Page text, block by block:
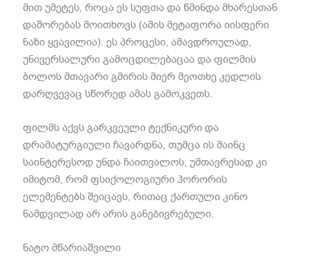
მით უმეტეს,როცა ეს სუფთა და წმინდა მხარესთან
დაშორებას მოითხოვს (ამის მეტაფორა იისფერი
ნაზი ყვავილია).ეს პროცესი,ამავდროულად,
უნივერსალური გამოცდილებაცაა და ფილმის
ბოლოს მთავარი გმირის მიერ მეოთხე კედლის
დარღვევაც სწორედ ამას გამოკვეთს.
ფილმს აქვს გარკვეული ტექნიკური და
დრამატურგიული ჩავარდნა,თუმცა ის მაინც
საინტერესოდ უნდა ჩაითვალოს,უმთავრესად კი
იმიტომ,რომ ფსიქოლოგიური ჰორორის
ელემენტებს შეიცავს,რითაც ქართული კინო
ნამდვილად არ არის განებივრებული.
ნატო მწარიაშვილი